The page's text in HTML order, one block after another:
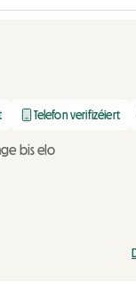
Telefon verifizéiert
bis elo